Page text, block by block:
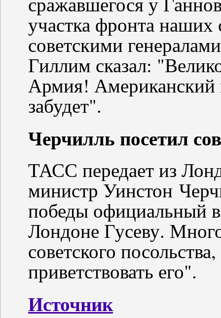
участка фронта
советскими
Гиллим сказал:
Армия! Американский
забудет".
Черчилль посетил
ТАСС передает из
министр Уинстон
победы официальный
Лондоне Гусеву.
советского
приветствовать его".
Источник